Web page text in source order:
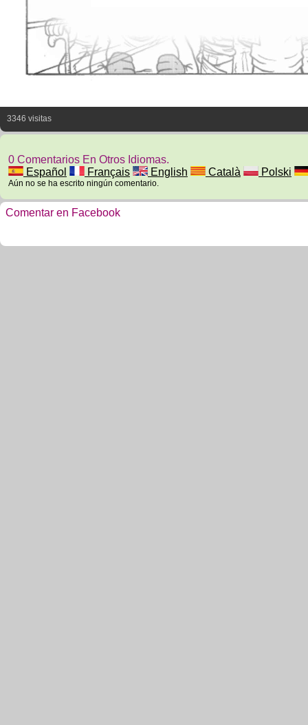
3346 visitas
0 Comentarios En Otros Idiomas.
Español
Français English Català Polski
Aún no se ha escrito ningún comentario.
Comentar en Facebook